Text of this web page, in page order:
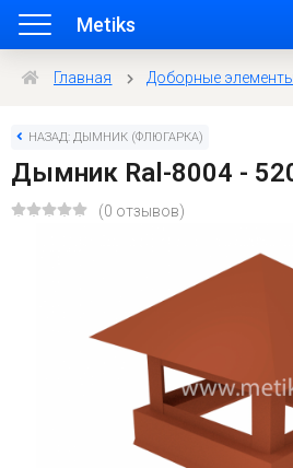
Metiks
Главная Доборные элементы
НАЗАД: ДЫМНИК (ФЛЮГАРКА)
Дымник Ral-8004 -
(0 отзывов)